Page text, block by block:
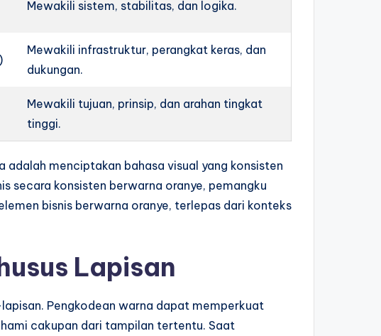
Mewakili sistem, stabilitas, dan logika.
Mewakili infrastruktur, perangkat keras, dan
dukungan.
Mewakili tujuan, prinsip, dan arahan tingkat
tinggi.
adalah menciptakan bahasa visual yang konsisten
secara konsisten berwarna oranye, pemangku
bisnis berwarna oranye, terlepas dari konteks
Lapisan
Pengkodean warna dapat memperkuat
cakupan dari tampilan tertentu. Saat